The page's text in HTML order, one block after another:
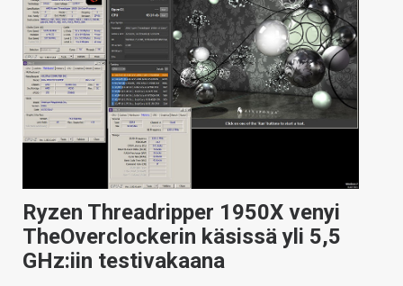
Ryzen Threadripper 1950X venyi
TheOverclockerin käsissä yli 5,5
GHz:iin testivakaana